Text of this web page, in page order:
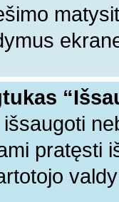
pratęsti